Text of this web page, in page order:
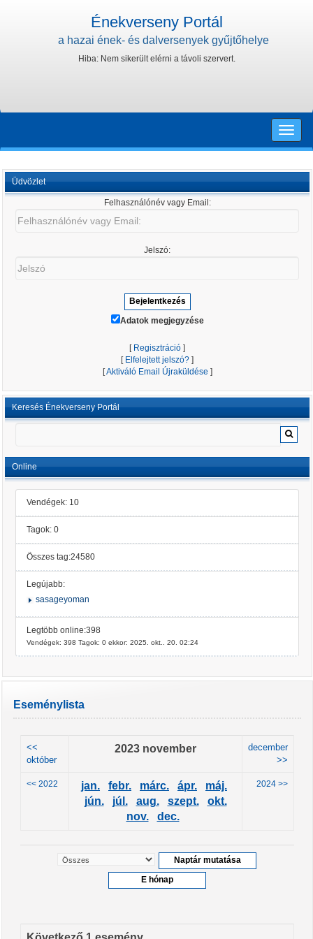
Énekverseny Portál
a hazai ének- és dalversenyek gyűjtőhelye
Hiba: Nem sikerült elérni a távoli szervert.
Toggle
Üdvözlet
Felhasználónév vagy Email:
Jelszó:
Adatok megjegyzése
[ Regisztráció ]
[ Elfelejtett jelszó? ]
[Aktiváló Email Újraküldése ]
Keresés Énekverseny Portál
Online
Vendégek: 10
Tagok: 0
Összes tag:24580
Legújabb:
sasageyoman
Legtöbb online:398
Vendégek: 398 Tagok: 0 ekkor: 2025. okt.. 20. 02:24
Eseménylista
<<
október
2023 november
december
>>
<< 2022 jan. febr. márc. ápr.
máj.
jún.
júl. aug. szept.
okt.
nov.
dec.
2024 >>